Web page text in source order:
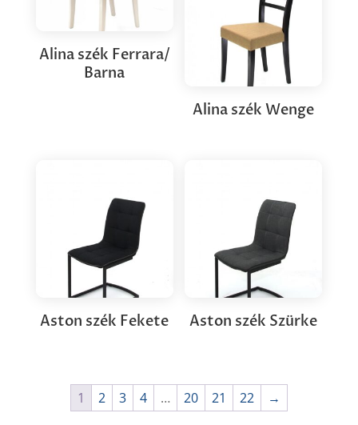
Alina szék Ferrara/
Barna
Alina szék Wenge
Aston szék Fekete Aston szék Szürke
1 2 3 4 … 20 21 22 →